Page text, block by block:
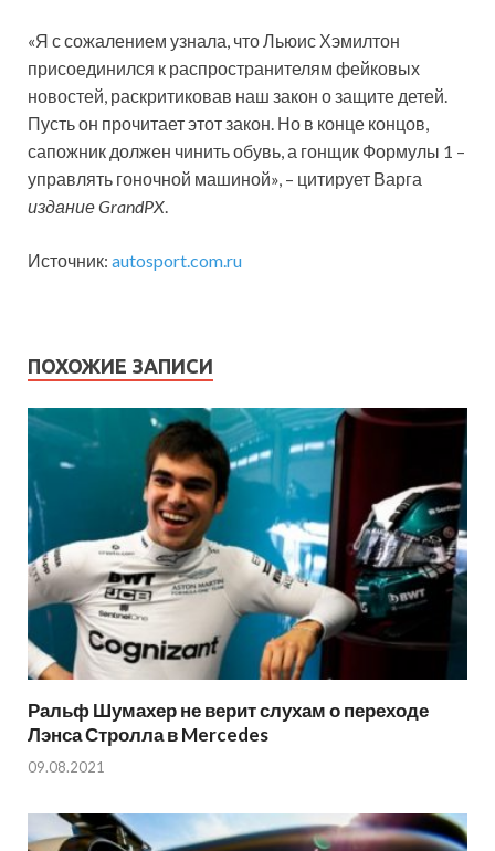
«Я с сожалением узнала, что Льюис Хэмилтон
присоединился к распространителям фейковых
новостей, раскритиковав наш закон о защите детей.
Пусть он прочитает этот закон. Но в конце концов,
сапожник должен чинить обувь, а гонщик Формулы 1 –
управлять гоночной машиной», – цитирует Варга
издание GrandPX.
Источник: autosport.com.ru
ПОХОЖИЕ ЗАПИСИ
Ральф Шумахер не верит слухам о переходе
Лэнса Стролла в Mercedes
09.08.2021